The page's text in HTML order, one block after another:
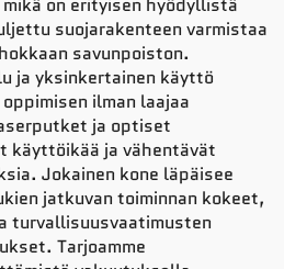
suojarakenteen varmistaa
savunpoiston.
ja yksinkertainen käyttö
ilman laajaa
ja optiset
käyttöikää ja vähentävät
Jokainen kone läpäisee
jatkuvan toiminnan kokeet,
turvallisuusvaatimusten
Tarjoamme